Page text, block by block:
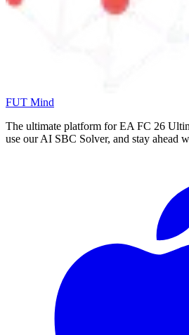
FUT Mind
The ultimate platform for EA FC 26
use our AI SBC Solver, and stay ahead